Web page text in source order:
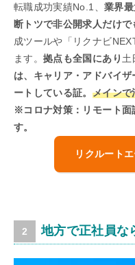
転職成功実績No.1、 業界
断トツで非公開求人だけで
成ツールや「リクナビ
ます。拠点も全国にあり 土
は、キャリア・アドバイ
ートしている証。 メインで
※コロナ対策：リモート面
す。
リクルート
地方で正社員な